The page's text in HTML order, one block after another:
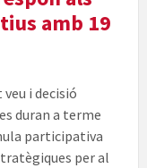
amb 19
i decisió
duran a terme
participativa
per al